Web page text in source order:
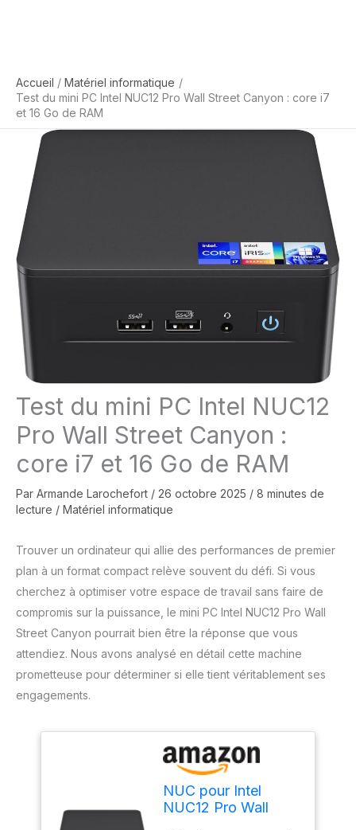
Accueil
Matériel informatique
Test du mini PC Intel NUC12 Pro Wall Street Canyon : core i7
et 16 Go de RAM
Test du mini PC Intel NUC12
Pro Wall Street Canyon :
core i7 et 16 Go de RAM
Par Armande Larochefort / 26 octobre 2025 / 8 minutes de
lecture / Matériel informatique
Trouver un ordinateur qui allie des performances de premier
plan à un format compact relève souvent du défi. Si vous
cherchez à optimiser votre espace de travail sans faire de
compromis sur la puissance, le mini PC Intel NUC12 Pro Wall
Street Canyon pourrait bien être la réponse que vous
attendiez. Nous avons analysé en détail cette machine
prometteuse pour déterminer si elle tient véritablement ses
engagements.
NUC pour Intel
NUC12 Pro Wall